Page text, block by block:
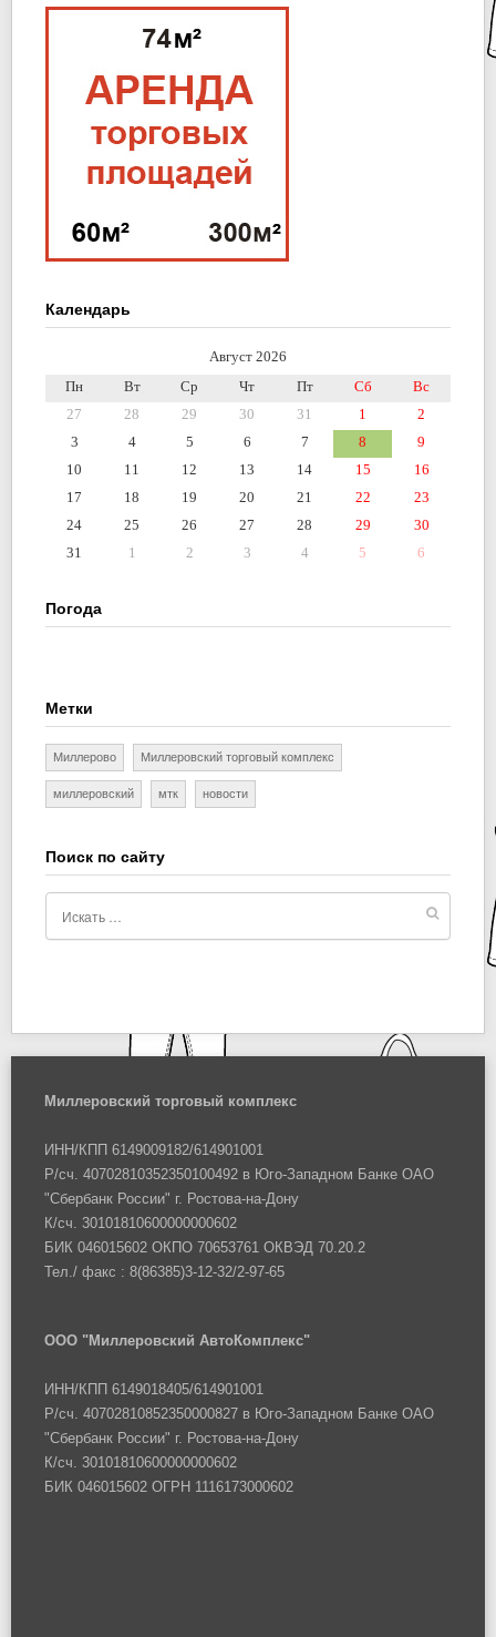
Календарь
Август 2026
Пн
Вт Ср Чт Пт Сб
Вс
27
28 29 30 31 1
2
3
4 5 6 7 8
9
10
11 12 13 14 15
16
17
18 19 20 21 22
23
24
25 26 27 28 29
30
31
1 2 3 4 5 6
Погода
Метки
Миллерово Миллеровский торговый комплекс
миллеровский мтк новости
Поиск по сайту
Миллеровский торговый комплекс
ИНН/КПП 6149009182/614901001
Р/сч. 40702810352350100492 в Юго-Западном Банке ОАО
"Сбербанк России" г. Ростова-на-Дону
К/сч. 30101810600000000602
БИК 046015602 ОКПО 70653761 ОКВЭД 70.20.2
Тел./ факс : 8(86385)3-12-32/2-97-65
ООО "Миллеровский АвтоКомплекс"
ИНН/КПП 6149018405/614901001
Р/сч. 40702810852350000827 в Юго-Западном Банке ОАО
"Сбербанк России" г. Ростова-на-Дону
К/сч. 30101810600000000602
БИК 046015602 ОГРН 1116173000602